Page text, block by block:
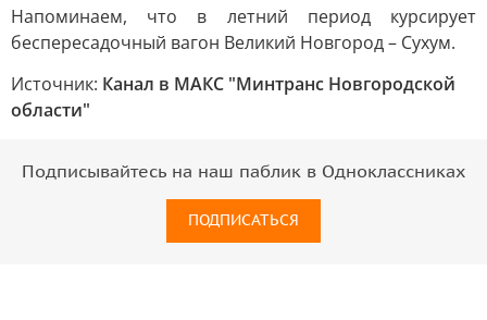
Напоминаем, что в летний период курсирует
беспересадочный вагон Великий Новгород – Сухум.
Источник: Канал в МАКС "Минтранс Новгородской
области"
Подписывайтесь на наш паблик в Одноклассниках
ПОДПИСАТЬСЯ